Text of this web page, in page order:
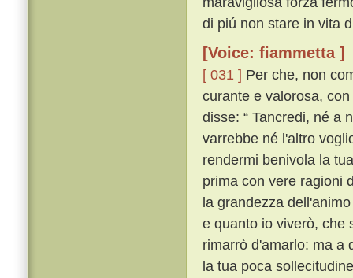
di piú non stare in vita
[Voice: fiammetta ]
[ 031 ] Per che, non
curante e valorosa,
disse: “ Tancredi, né a
varrebbe né l'altro
rendermi benivola la
prima con vere ragioni
la grandezza
e quanto io viverò, che
rimarrò d'amarlo: ma a
la tua poca